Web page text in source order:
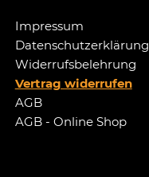
Impressum
Datenschutzerklärung
Widerrufsbelehrung
Vertrag widerrufen
AGB
AGB - Online Shop